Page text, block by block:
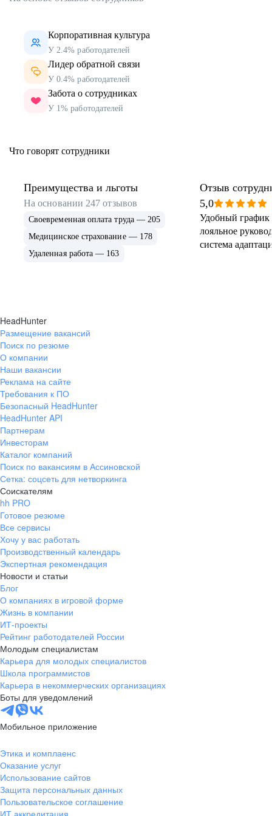
Корпоративная культура
У 2.4% работодателей
Лидер обратной связи
У 0.4% работодателей
Забота о сотрудниках
У 1% работодателей
Что говорят сотрудники
Преимущества и льготы
На основании 247 отзывов
Своевременная оплата труда — 205
Медицинское страхование — 178
Удаленная работа — 163
Отзыв
5,0
Удобный график
лояльное
система
HeadHunter
Размещение вакансий
Поиск по резюме
О компании
Наши вакансии
Реклама на сайте
Требования к ПО
Безопасный HeadHunter
HeadHunter API
Партнерам
Инвесторам
Каталог компаний
Поиск по вакансиям в Ассиновской
Сетка: соцсеть для нетворкинга
Соискателям
hh PRO
Готовое резюме
Все сервисы
Хочу у вас работать
Производственный календарь
Экспертная рекомендация
Новости и статьи
Блог
О компаниях в игровой форме
Жизнь в компании
ИТ-проекты
Рейтинг работодателей России
Молодым специалистам
Карьера для молодых специалистов
Школа программистов
Карьера в некоммерческих организациях
Боты для уведомлений
Мобильное приложение
Этика и комплаенс
Оказание услуг
Использование сайтов
Защита персональных данных
Пользовательское соглашение